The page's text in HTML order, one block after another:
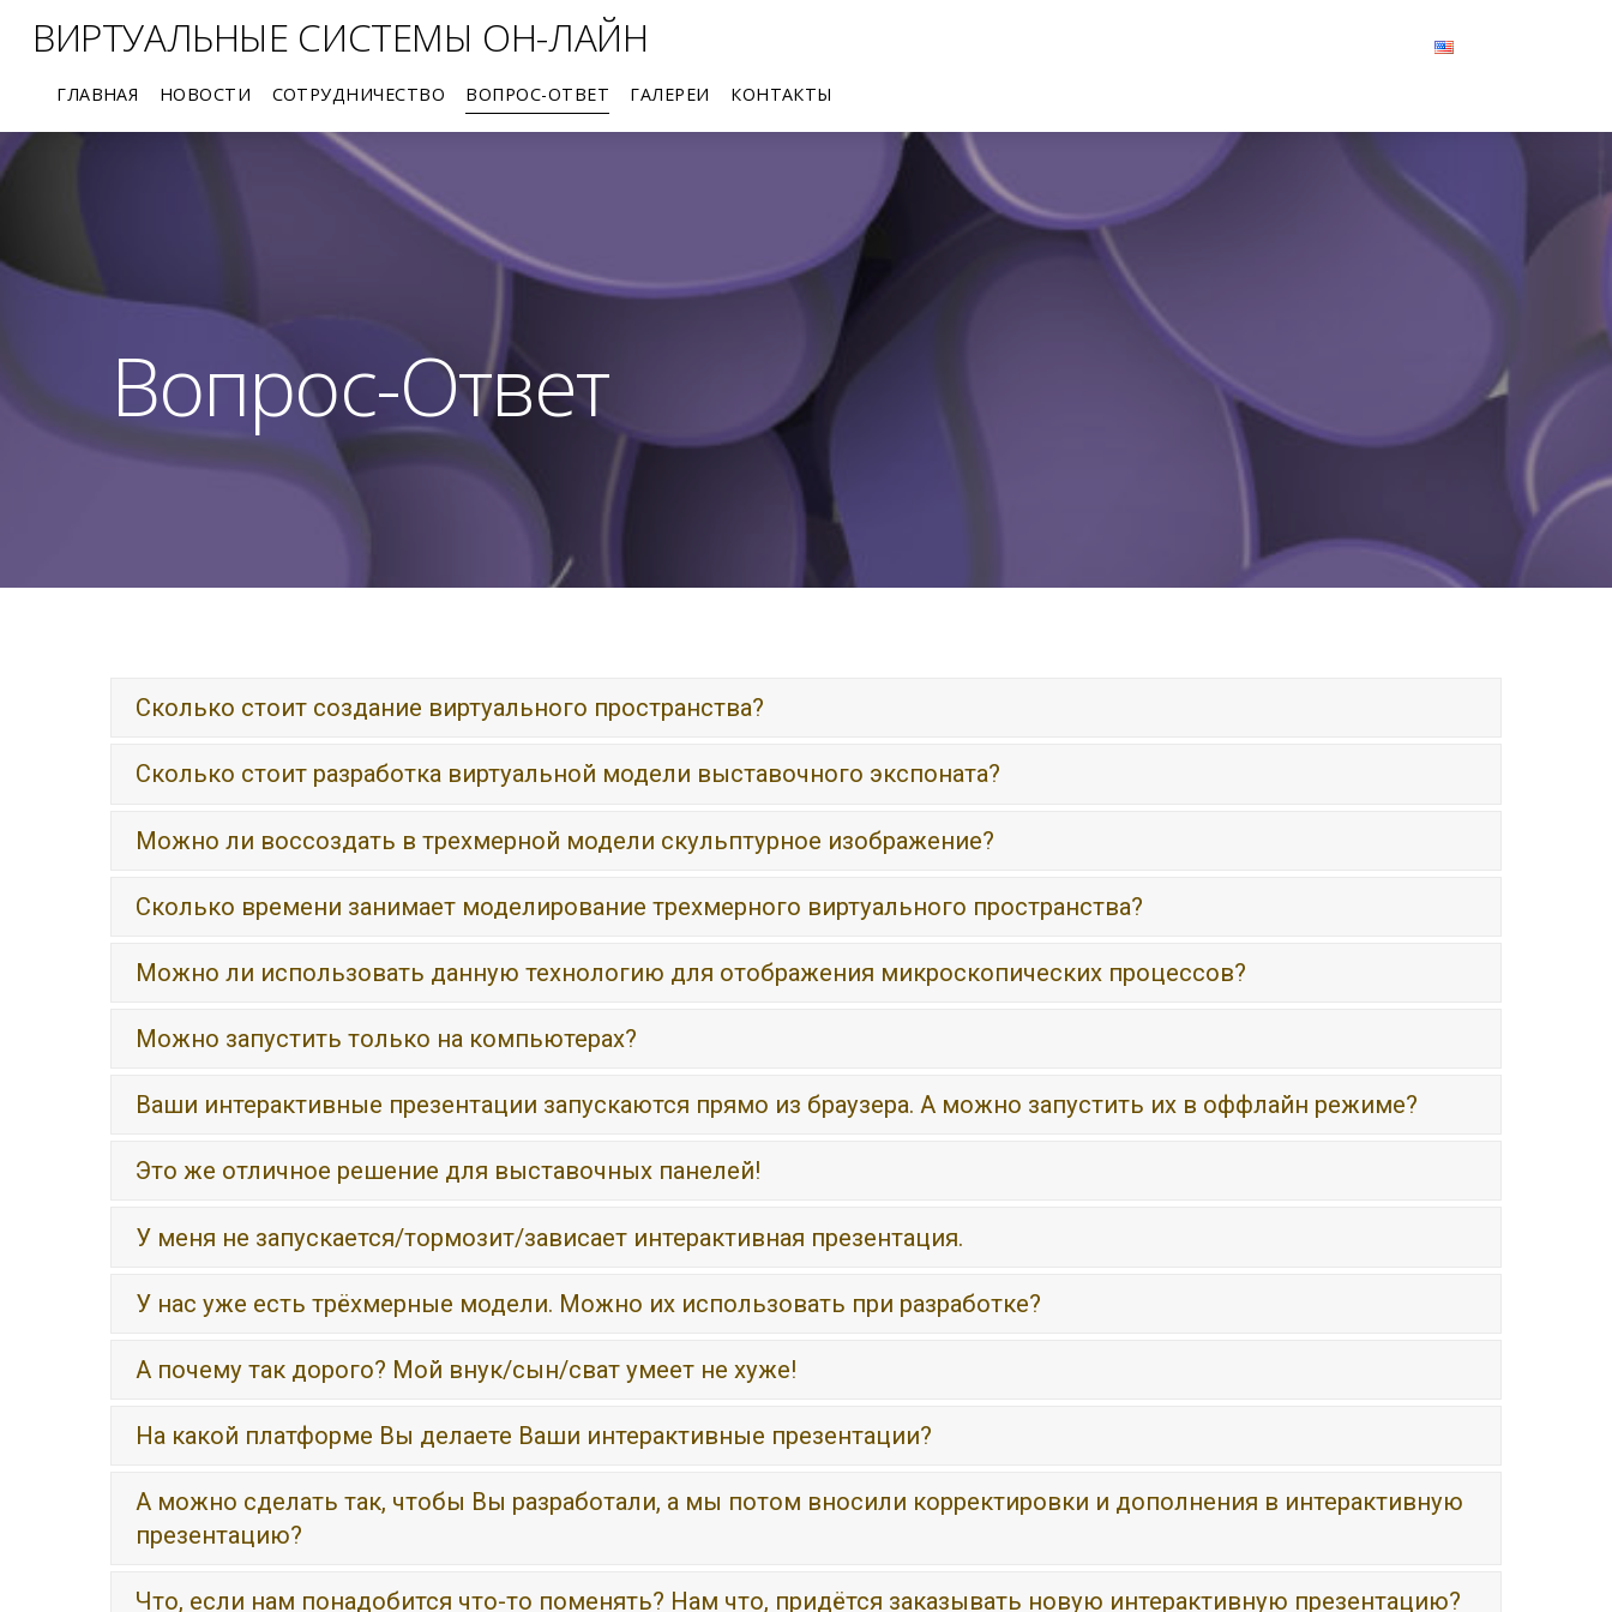
ВИРТУАЛЬНЫЕ СИСТЕМЫ ОН-ЛАЙН
ГЛАВНАЯ НОВОСТИ СОТРУДНИЧЕСТВО ВОПРОС-ОТВЕТ ГАЛЕРЕИ КОНТАКТЫ
Вопрос-Ответ
Сколько стоит создание виртуального пространства?
Сколько стоит разработка виртуальной модели выставочного экспоната?
Можно ли воссоздать в трехмерной модели скульптурное изображение?
Сколько времени занимает моделирование трехмерного виртуального пространства?
Можно ли использовать данную технологию для отображения микроскопических процессов?
Можно запустить только на компьютерах?
Ваши интерактивные презентации запускаются прямо из браузера. А можно запустить их в оффлайн режиме?
Это же отличное решение для выставочных панелей!
У меня не запускается/тормозит/зависает интерактивная презентация.
У нас уже есть трёхмерные модели. Можно их использовать при разработке?
А почему так дорого? Мой внук/сын/сват умеет не хуже!
На какой платформе Вы делаете Ваши интерактивные презентации?
А можно сделать так, чтобы Вы разработали, а мы потом вносили корректировки и дополнения в интерактивную
презентацию?
Что, если нам понадобится что-то поменять? Нам что, придётся заказывать новую интерактивную презентацию?